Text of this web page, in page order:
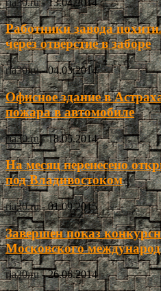
Работники завода
через отверстие в заборе
ria30.ru - 04.03.2014
Офисное здание в
пожара в автомобиле
ria30.ru - 18.05.2014
На месяц перенесено
под Владивостоком
ria30.ru - 01.09.2015
Завершен показ
Московского
ria30.ru - 26.06.2014